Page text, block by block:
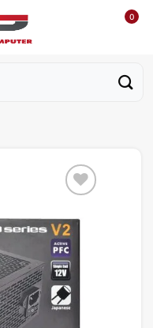
0
Add to
wishlist